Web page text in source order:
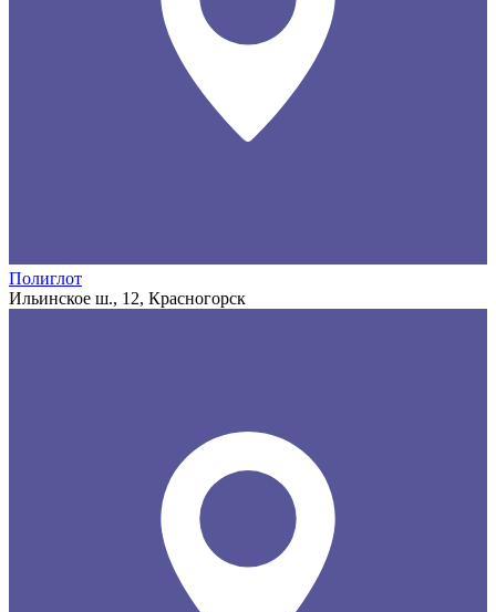
Полиглот
Ильинское ш., 12, Красногорск